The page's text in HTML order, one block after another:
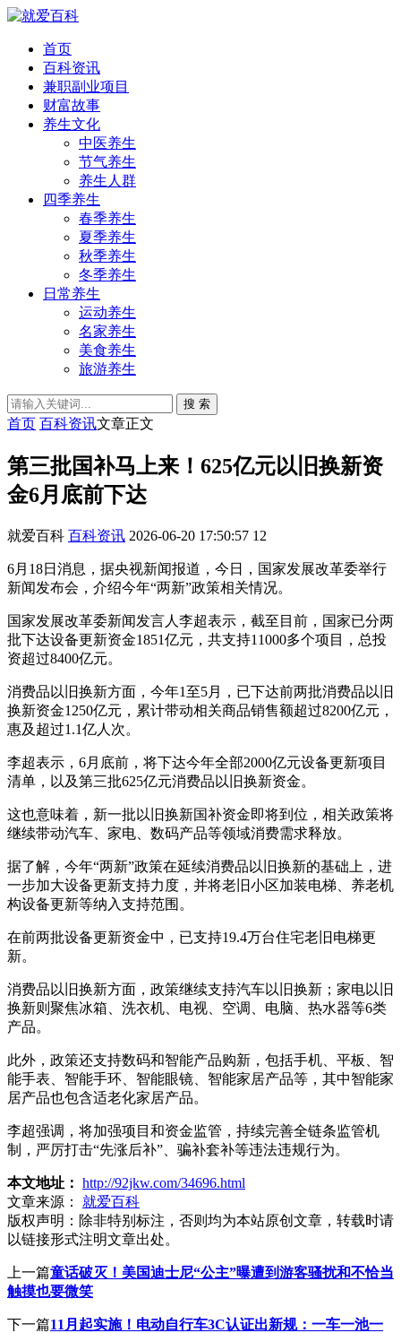
首页
百科资讯
兼职副业项目
财富故事
养生文化
中医养生
节气养生
养生人群
四季养生
春季养生
夏季养生
秋季养生
冬季养生
日常养生
运动养生
名家养生
美食养生
旅游养生
搜 索
首页 百科资讯文章正文
第三批国补马上来！625亿元以旧换新资
金6月底前下达
就爱百科 百科资讯 2026-06-20 17:50:57 12
6月18日消息，据央视新闻报道，今日，国家发展改革委举行
新闻发布会，介绍今年“两新”政策相关情况。
国家发展改革委新闻发言人李超表示，截至目前，国家已分两
批下达设备更新资金1851亿元，共支持11000多个项目，总投
资超过8400亿元。
消费品以旧换新方面，今年1至5月，已下达前两批消费品以旧
换新资金1250亿元，累计带动相关商品销售额超过8200亿元，
惠及超过1.1亿人次。
李超表示，6月底前，将下达今年全部2000亿元设备更新项目
清单，以及第三批625亿元消费品以旧换新资金。
这也意味着，新一批以旧换新国补资金即将到位，相关政策将
继续带动汽车、家电、数码产品等领域消费需求释放。
据了解，今年“两新”政策在延续消费品以旧换新的基础上，进
一步加大设备更新支持力度，并将老旧小区加装电梯、养老机
构设备更新等纳入支持范围。
在前两批设备更新资金中，已支持19.4万台住宅老旧电梯更
新。
消费品以旧换新方面，政策继续支持汽车以旧换新；家电以旧
换新则聚焦冰箱、洗衣机、电视、空调、电脑、热水器等6类
产品。
此外，政策还支持数码和智能产品购新，包括手机、平板、智
能手表、智能手环、智能眼镜、智能家居产品等，其中智能家
居产品也包含适老化家居产品。
李超强调，将加强项目和资金监管，持续完善全链条监管机
制，严厉打击“先涨后补”、骗补套补等违法违规行为。
本文地址： http://92jkw.com/34696.html
文章来源：
就爱百科
版权声明： 除非特别标注，否则均为本站原创文章，转载时请
以链接形式注明文章出处。
上一篇童话破灭！美国迪士尼“公主”曝遭到游客骚扰和不恰当
触摸也要微笑
下一篇11月起实施！电动自行车3C认证出新规：一车一池一